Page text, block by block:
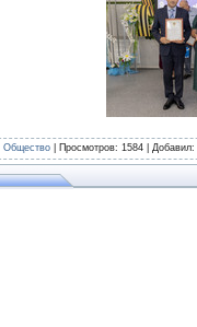
Общество Просмотров: 1584 | Добавил: